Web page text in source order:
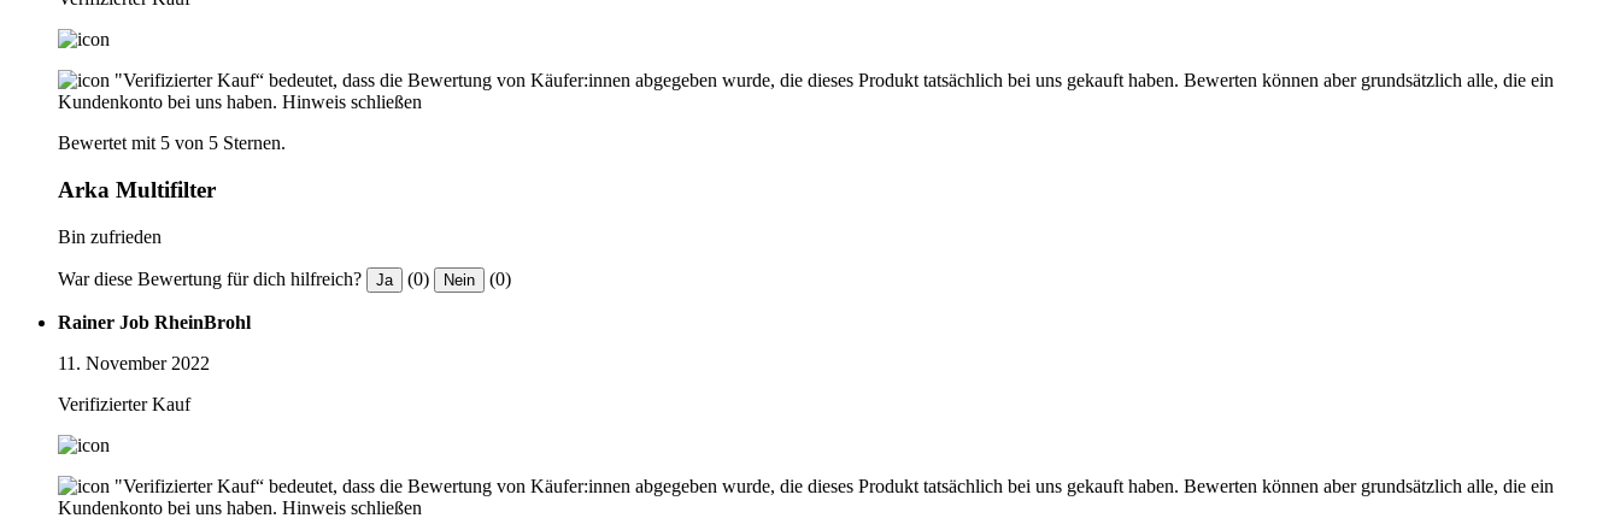
"Verifizierter Kauf“ bedeutet, dass die Bewertung von Käufer:innen abgegeben wurde, die dieses Produkt tatsächlich bei uns gekauft haben. Bewerten können aber grundsätzlich alle, die ein
Kundenkonto bei uns haben. Hinweis schließen
Bewertet mit 5 von 5 Sternen.
Arka Multifilter
Bin zufrieden
War diese Bewertung für dich hilfreich? Ja (0) Nein (0)
Rainer Job RheinBrohl
11. November 2022
Verifizierter Kauf
"Verifizierter Kauf“ bedeutet, dass die Bewertung von Käufer:innen abgegeben wurde, die dieses Produkt tatsächlich bei uns gekauft haben. Bewerten können aber grundsätzlich alle, die ein
Kundenkonto bei uns haben. Hinweis schließen